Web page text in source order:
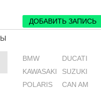
ДОБАВИТЬ ЗАПИСЬ
BMW DUCATI
KAWASAKI
SUZUKI
POLARIS
CAN AM